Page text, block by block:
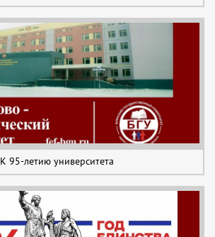
К 95-летию университета